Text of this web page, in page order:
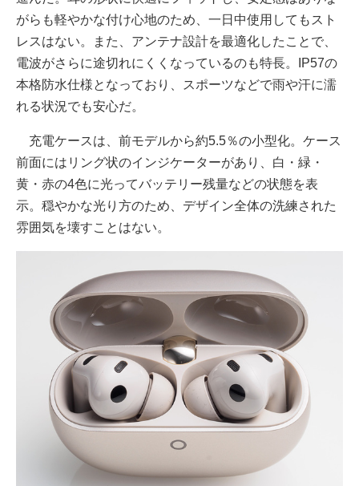
がらも軽やかな付け心地のため、一日中使用してもスト
レスはない。また、アンテナ設計を最適化したことで、
電波がさらに途切れにくくなっているのも特長。IP57の
本格防水仕様となっており、スポーツなどで雨や汗に濡
れる状況でも安心だ。
充電ケースは、前モデルから約5.5％の小型化。ケース
前面にはリング状のインジケーターがあり、白・緑・
黄・赤の4色に光ってバッテリー残量などの状態を表
示。穏やかな光り方のため、デザイン全体の洗練された
雰囲気を壊すことはない。